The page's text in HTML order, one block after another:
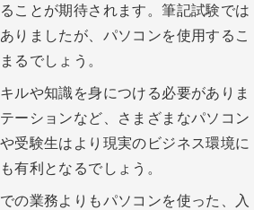
ことが期待されます。筆記試験では
りましたが、パソコンを使用するこ
るでしょう。
ルや知識を身につける必要がありま
ーションなど、さまざまなパソコン
受験生はより現実のビジネス環境に
有利となるでしょう。
の業務よりもパソコンを使った、入